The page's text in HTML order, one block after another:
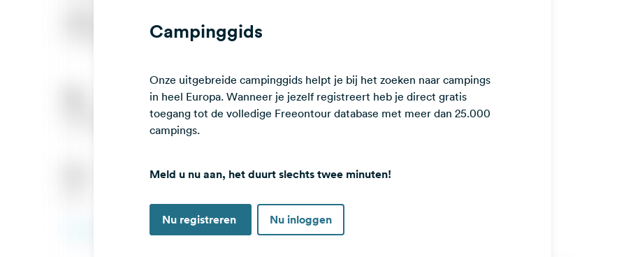
Campinggids
Onze uitgebreide campinggids helpt je bij het zoeken naar campings
in heel Europa. Wanneer je jezelf registreert heb je direct gratis
toegang tot de volledige Freeontour database met meer dan 25.000
campings.
Meld u nu aan, het duurt slechts twee minuten!
Nu registreren Nu inloggen